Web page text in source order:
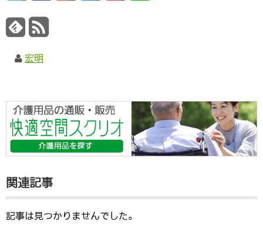
宏明
関連記事
記事は見つかりませんでした。